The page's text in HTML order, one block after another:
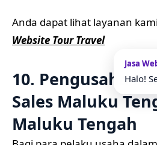
Anda dapat lihat layanan
Website Tour Travel
10. Pengusaha
Sales Maluku
Maluku Tengah
Jasa
Halo!